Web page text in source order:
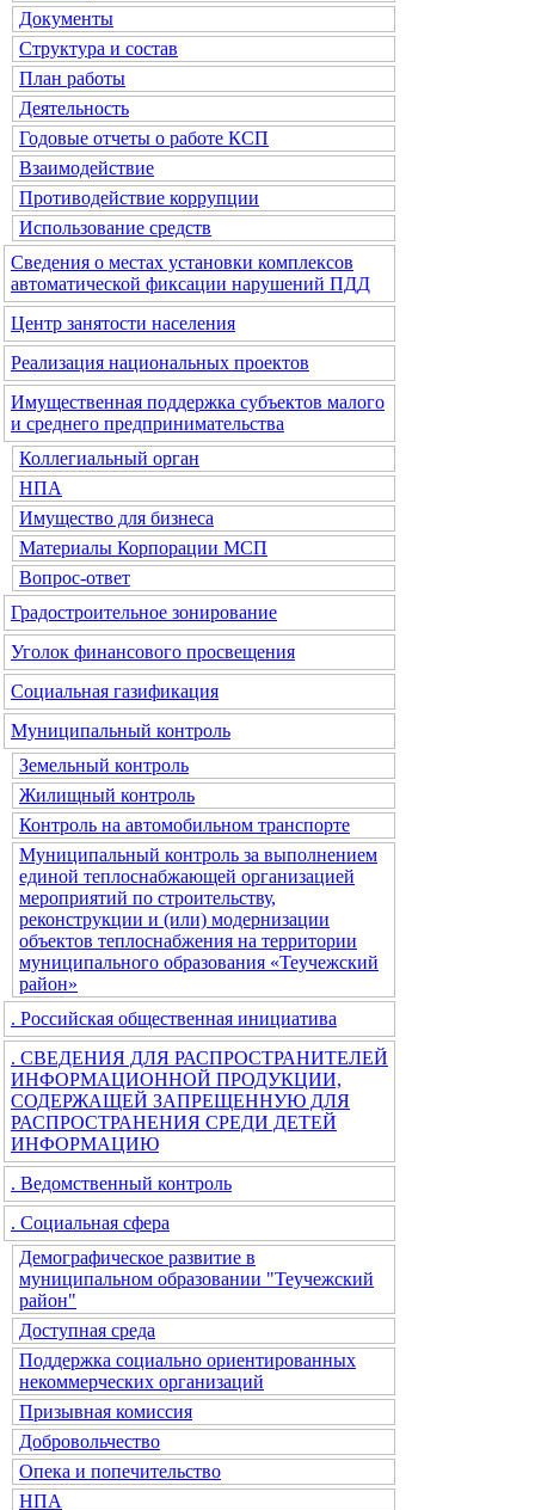
Документы
Структура и состав
План работы
Деятельность
Годовые отчеты о работе КСП
Взаимодействие
Противодействие коррупции
Использование средств
Сведения о местах установки комплексов
автоматической фиксации нарушений ПДД
Центр занятости населения
Реализация национальных проектов
Имущественная поддержка субъектов малого
и среднего предпринимательства
Коллегиальный орган
НПА
Имущество для бизнеса
Материалы Корпорации МСП
Вопрос-ответ
Градостроительное зонирование
Уголок финансового просвещения
Социальная газификация
Муниципальный контроль
Земельный контроль
Жилищный контроль
Контроль на автомобильном транспорте
Муниципальный контроль за выполнением
единой теплоснабжающей организацией
мероприятий по строительству,
реконструкции и (или) модернизации
объектов теплоснабжения на территории
муниципального образования «Теучежский
район»
. Российская общественная инициатива
. СВЕДЕНИЯ ДЛЯ РАСПРОСТРАНИТЕЛЕЙ
ИНФОРМАЦИОННОЙ ПРОДУКЦИИ,
СОДЕРЖАЩЕЙ ЗАПРЕЩЕННУЮ ДЛЯ
РАСПРОСТРАНЕНИЯ СРЕДИ ДЕТЕЙ
ИНФОРМАЦИЮ
. Ведомственный контроль
. Социальная сфера
Демографическое развитие в
муниципальном образовании "Теучежский
район"
Доступная среда
Поддержка социально ориентированных
некоммерческих организаций
Призывная комиссия
Добровольчество
Опека и попечительство
НПА